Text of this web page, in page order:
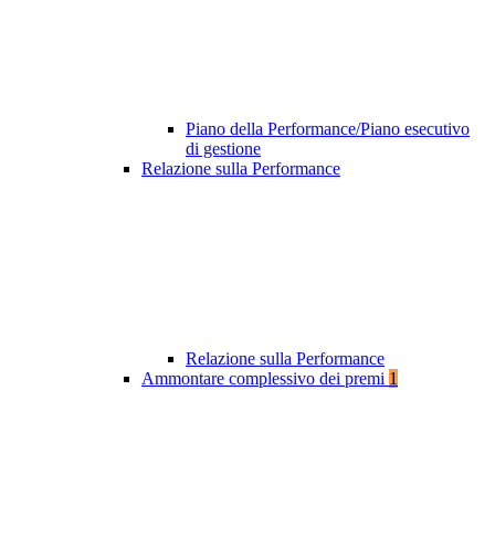
Piano della Performance/Piano esecutivo
di gestione
Relazione sulla Performance
Relazione sulla Performance
Ammontare complessivo dei premi 1